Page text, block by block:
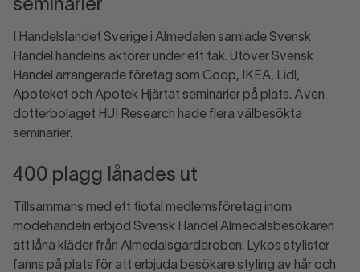
seminarier
I Handelslandet Sverige i Almedalen samlade Svensk
Handel handelns aktörer under ett tak. Utöver Svensk
Handel arrangerade företag som Coop, IKEA, Lidl,
Apoteket och Apotek Hjärtat seminarier på plats. Även
dotterbolaget HUI Research hade flera välbesökta
seminarier.
400 plagg lånades ut
Tillsammans med ett tiotal medlemsföretag inom
modehandeln erbjöd Svensk Handel Almedalsbesökaren
att låna kläder från Almedalsgarderoben. Lykos stylister
fanns på plats för att erbjuda besökare styling av hår och